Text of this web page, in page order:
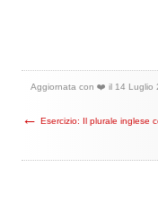
Aggiornata con ❤️ il 14 Luglio
← Esercizio: Il plurale inglese